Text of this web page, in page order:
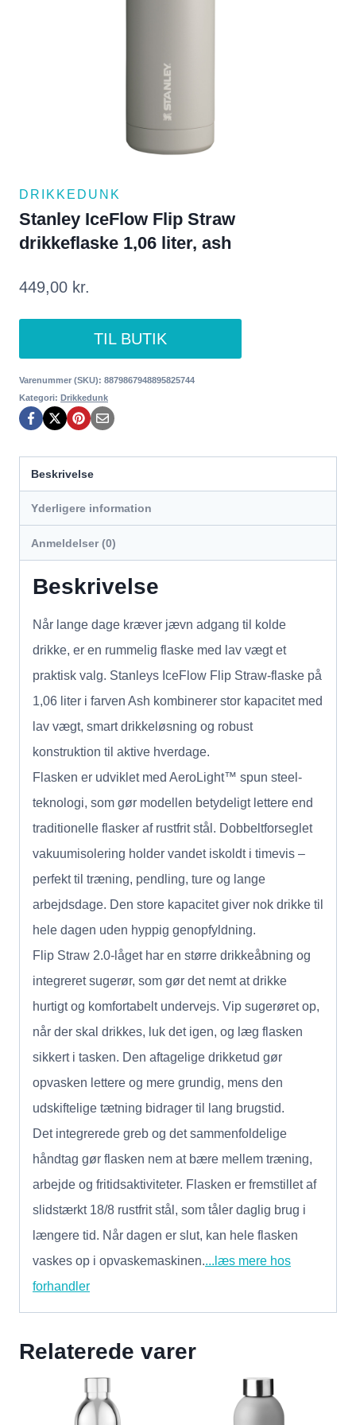
DRIKKEDUNK
Stanley IceFlow Flip Straw
drikkeflaske 1,06 liter, ash
449,00 kr.
TIL BUTIK
Varenummer (SKU): 8879867948895825744
Kategori: Drikkedunk
Beskrivelse
Yderligere information
Anmeldelser (0)
Beskrivelse
Når lange dage kræver jævn adgang til kolde
drikke, er en rummelig flaske med lav vægt et
praktisk valg. Stanleys IceFlow Flip Straw-flaske på
1,06 liter i farven Ash kombinerer stor kapacitet med
lav vægt, smart drikkeløsning og robust
konstruktion til aktive hverdage.
Flasken er udviklet med AeroLight™ spun steel-
teknologi, som gør modellen betydeligt lettere end
traditionelle flasker af rustfrit stål. Dobbeltforseglet
vakuumisolering holder vandet iskoldt i timevis –
perfekt til træning, pendling, ture og lange
arbejdsdage. Den store kapacitet giver nok drikke til
hele dagen uden hyppig genopfyldning.
Flip Straw 2.0-låget har en større drikkeåbning og
integreret sugerør, som gør det nemt at drikke
hurtigt og komfortabelt undervejs. Vip sugerøret op,
når der skal drikkes, luk det igen, og læg flasken
sikkert i tasken. Den aftagelige drikketud gør
opvasken lettere og mere grundig, mens den
udskiftelige tætning bidrager til lang brugstid.
Det integrerede greb og det sammenfoldelige
håndtag gør flasken nem at bære mellem træning,
arbejde og fritidsaktiviteter. Flasken er fremstillet af
slidstærkt 18/8 rustfrit stål, som tåler daglig brug i
længere tid. Når dagen er slut, kan hele flasken
vaskes op i opvaskemaskinen....læs mere hos
forhandler
Relaterede varer